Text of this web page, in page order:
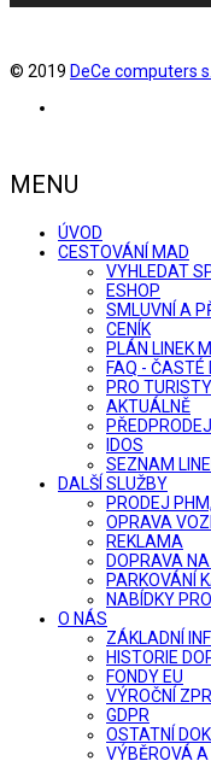
© 2019 DeCe computers
MENU
ÚVOD
CESTOVÁNÍ MAD
VYHLEDAT
ESHOP
SMLUVNÍ A
CENÍK
PLÁN LINEK
FAQ -
PRO TURISTY
AKTUÁLNĚ
IDOS
SEZNAM
DALŠÍ SLUŽBY
PRODEJ
OPRAVA
REKLAMA
DOPRAVA
PARKOVÁNÍ
NABÍDKY
O NÁS
ZÁKLADNÍ
HISTORIE
FONDY EU
VÝROČNÍ
GDPR
OSTATNÍ
VÝBĚROVÁ A